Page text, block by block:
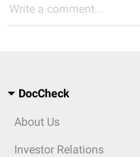
Write a comment...
DocCheck
About Us
Investor Relations